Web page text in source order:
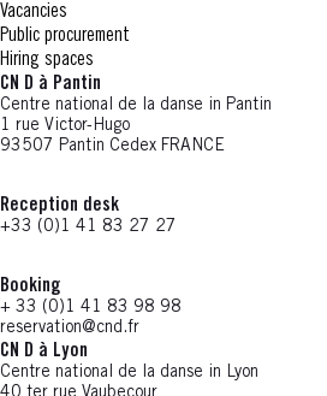
Vacancies
Public procurement
Hiring spaces
CN D à Pantin
Centre national de la danse in Pantin
1 rue Victor-Hugo
93507 Pantin Cedex FRANCE
Reception desk
+33 (0)1 41 83 27 27
Booking
+ 33 (0)1 41 83 98 98
reservation@cnd.fr
CN D à Lyon
Centre national de la danse in Lyon